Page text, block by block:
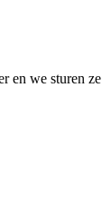
en we sturen ze